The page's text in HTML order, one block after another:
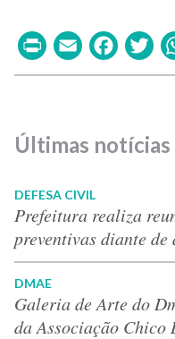
PrintEmail
Últimas notícias
DEFESA CIVIL
Prefeitura realiza
preventivas diante
DMAE
Galeria de Arte do
da Associação Chico